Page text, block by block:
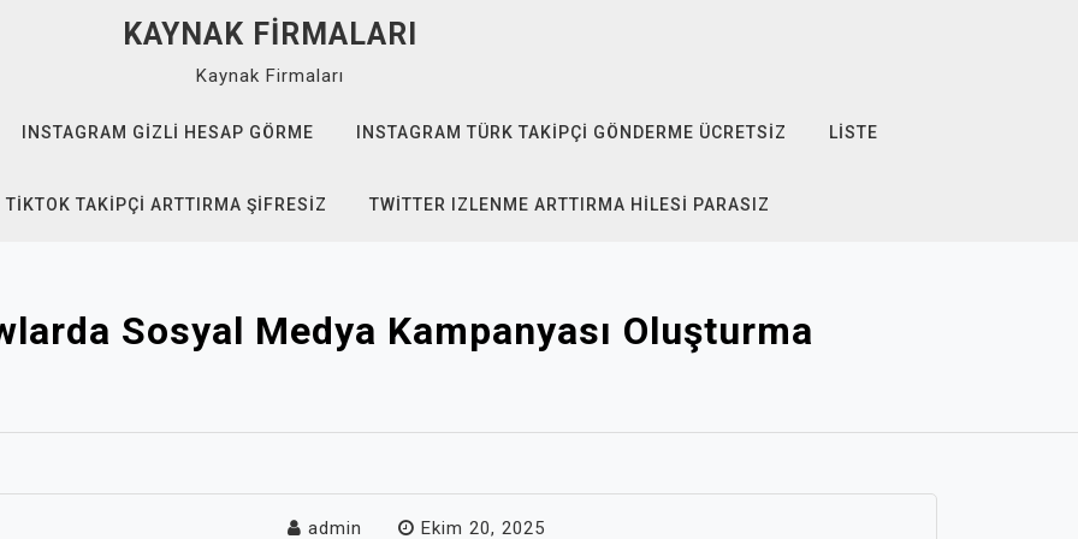
KAYNAK FIRMALARI
Kaynak Firmaları
INSTAGRAM GIZLI HESAP GÖRME INSTAGRAM TÜRK TAKIPÇI GÖNDERME ÜCRETSIZ LISTE
TIKTOK TAKIPÇI ARTTIRMA ŞIFRESIZ TWITTER IZLENME ARTTIRMA HILESI PARASIZ
Sosyal Medya Kampanyası Oluşturma
admin Ekim 20, 2025